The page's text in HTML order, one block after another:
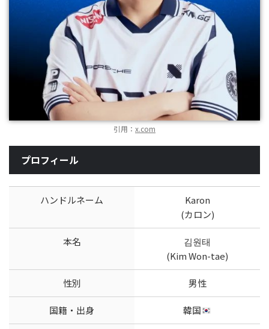
引用： x.com
プロフィール
ハンドルネーム
Karon
(カロン)
本名
김원태
(Kim Won-tae)
性別 男性
国籍・出身 韓国